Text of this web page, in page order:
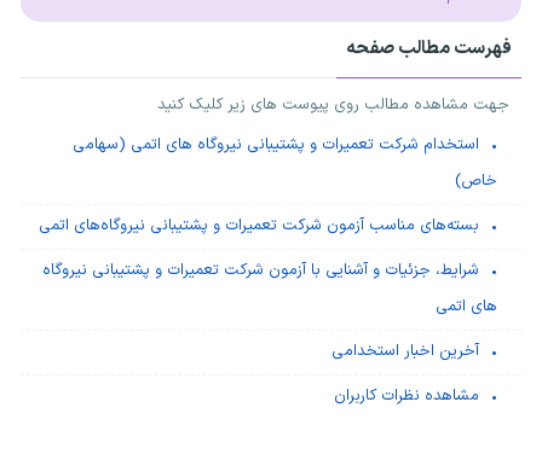
فهرست مطالب صفحه
جهت مشاهده مطالب روی پیوست های زیر کلیک کنید
استخدام شرکت تعمیرات و پشتیبانی نیروگاه های اتمی (سهامی
خاص)
بسته‌های مناسب آزمون شرکت تعمیرات و پشتیبانی نیروگاه‌های اتمی
شرایط، جزئیات و آشنایی با آزمون شرکت تعمیرات و پشتیبانی نیروگاه
های اتمی
آخرین اخبار استخدامی
مشاهده نظرات کاربران